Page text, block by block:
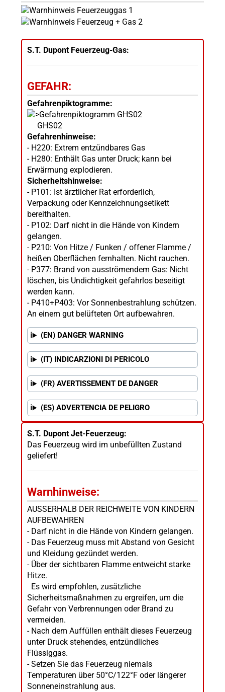
S.T. Dupont Feuerzeug-Gas:
GEFAHR:
Gefahrenpiktogramme:
GHS02
Gefahrenhinweise:
- H220: Extrem entzündbares Gas
- H280: Enthält Gas unter Druck; kann bei
Erwärmung explodieren.
Sicherheitshinweise:
- P101: Ist ärztlicher Rat erforderlich,
Verpackung oder Kennzeichnungsetikett
bereithalten.
- P102: Darf nicht in die Hände von Kindern
gelangen.
- P210: Von Hitze / Funken / offener Flamme /
heißen Oberflächen fernhalten. Nicht rauchen.
- P377: Brand von ausströmendem Gas: Nicht
löschen, bis Undichtigkeit gefahrlos beseitigt
werden kann.
- P410+P403: Vor Sonnenbestrahlung schützen.
An einem gut belüfteten Ort aufbewahren.
(EN) DANGER WARNING
(IT) INDICARZIONI DI PERICOLO
(FR) AVERTISSEMENT DE DANGER
(ES) ADVERTENCIA DE PELIGRO
S.T. Dupont Jet-Feuerzeug:
Das Feuerzeug wird im unbefüllten Zustand
geliefert!
Warnhinweise:
AUSSERHALB DER REICHWEITE VON KINDERN
AUFBEWAHREN
- Darf nicht in die Hände von Kindern gelangen.
- Das Feuerzeug muss mit Abstand von Gesicht
und Kleidung gezündet werden.
- Über der sichtbaren Flamme entweicht starke
Hitze.
Es wird empfohlen, zusätzliche
Sicherheitsmaßnahmen zu ergreifen, um die
Gefahr von Verbrennungen oder Brand zu
vermeiden.
- Nach dem Auffüllen enthält dieses Feuerzeug
unter Druck stehendes, entzündliches
Flüssiggas.
- Setzen Sie das Feuerzeug niemals
Temperaturen über 50°C/122°F oder längerer
Sonneneinstrahlung aus.